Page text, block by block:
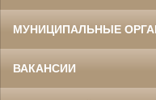
МУНИЦИПАЛЬНЫЕ
ВАКАНСИИ